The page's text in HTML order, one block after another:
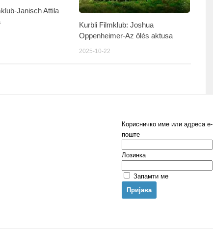
Janisch Attila
Kurbli Filmklub: Joshua
Oppenheimer-Az ölés aktusa
2025-10-22
Корисничко име или адреса е-
поште
Лозинка
Запамти ме